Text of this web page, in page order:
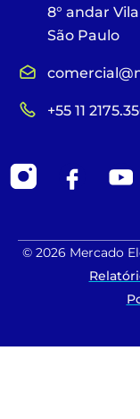
8° andar
São Paulo
+55 11
© 2026 Mercado